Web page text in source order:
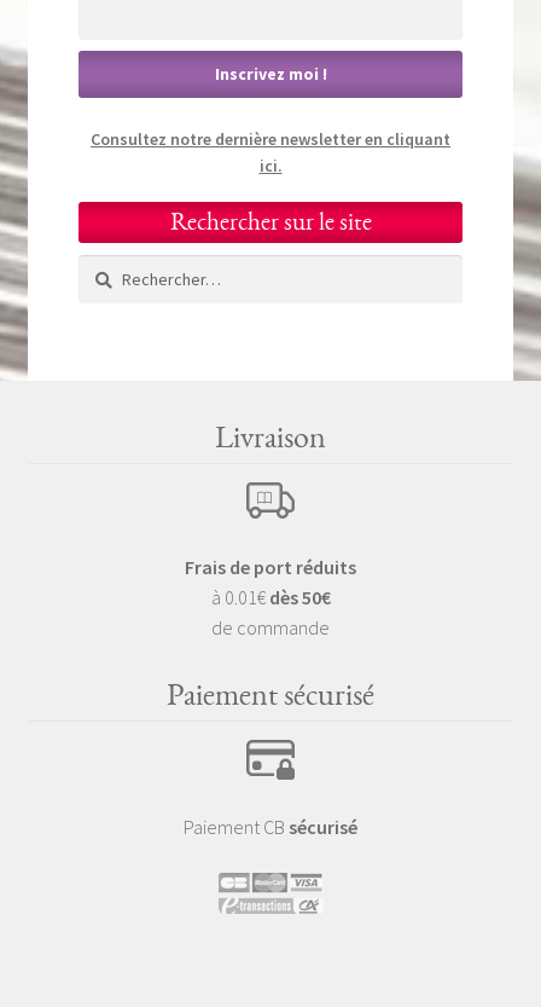
Consultez notre dernière newsletter en cliquant
ici.
Rechercher sur le site
Rechercher :
Livraison
Frais de port réduits
à 0.01€ dès 50€
de commande
Paiement sécurisé
Paiement CB sécurisé